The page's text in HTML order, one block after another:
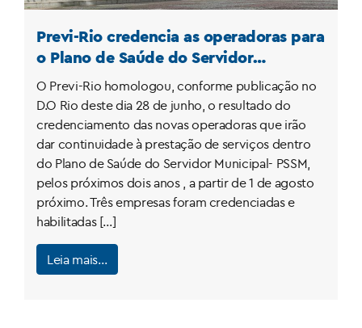
Previ-Rio credencia as operadoras para
o Plano de Saúde do Servidor
Municipal (PSSM)
O Previ-Rio homologou, conforme publicação no
D.O Rio deste dia 28 de junho, o resultado do
credenciamento das novas operadoras que irão
dar continuidade à prestação de serviços dentro
do Plano de Saúde do Servidor Municipal- PSSM,
pelos próximos dois anos , a partir de 1 de agosto
próximo. Três empresas foram credenciadas e
habilitadas […]
Leia mais…